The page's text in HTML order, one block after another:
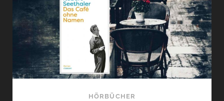
HÖRBÜCHER